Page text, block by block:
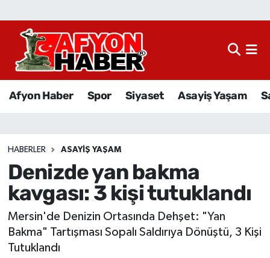
Afyon Haber Spor Siyaset Asayiş Yaşam
HABERLER ASAYIŞ YAŞAM
Denizde yan bakma
kavgası: 3 kişi tutuklandı
Mersin'de Denizin Ortasında Dehşet: "Yan
Bakma" Tartışması Sopalı Saldırıya Dönüştü, 3 Kişi
Tutuklandı
Afyon Haber
Sağlık
Eğitim
Sivil Toplum